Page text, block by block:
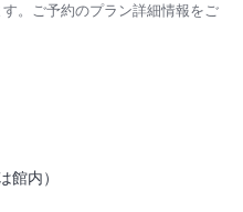
。ご予約のプラン詳細情報をご
館内）